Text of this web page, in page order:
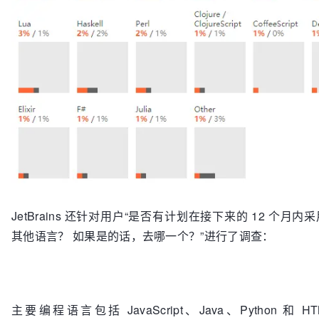
JetBrains 还针对用户“是否有计划在接下来的 12 个月内
其他语言？ 如果是的话，去哪一个？”进行了调查：
主要编程语言包括 JavaScript、Java、Python 和